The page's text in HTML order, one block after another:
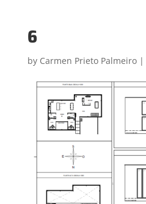
6
by Carmen Prieto Palmeiro|